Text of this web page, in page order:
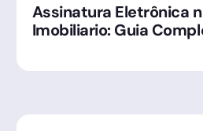
Assinatura Eletrônica
Imobiliario: Guia